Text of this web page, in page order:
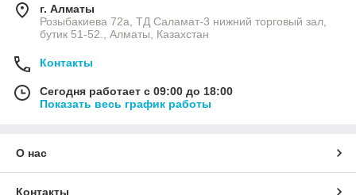
г. Алматы
Розыбакиева 72а, ТД Саламат-3 нижний торговый зал,
бутик 51-52., Алматы, Казахстан
Контакты
Сегодня работает с 09:00 до 18:00
Показать весь график работы
О нас
Контакты